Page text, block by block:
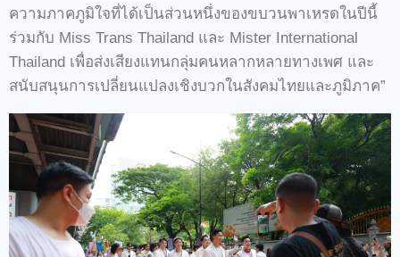
ความภาคภูมิใจที่ได้เป็นส่วนหนึ่งของขบวนพาเหรดในปีนี้
ร่วมกับ Miss Trans Thailand และ Mister International
Thailand เพื่อส่งเสียงแทนกลุ่มคนหลากหลายทางเพศ และ
สนับสนุนการเปลี่ยนแปลงเชิงบวกในสังคมไทยและภูมิภาค”